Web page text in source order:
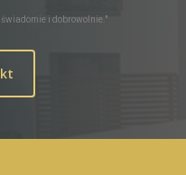
i dobrowolnie."